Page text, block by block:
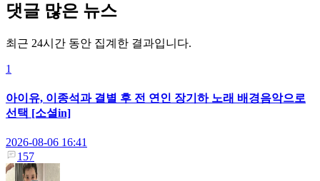
댓글 많은 뉴스
최근 24시간 동안 집계한 결과입니다.
1
아이유, 이종석과 결별 후 전 연인 장기하 노래 배경음악으로
선택 [소셜in]
2026-08-06 16:41
157